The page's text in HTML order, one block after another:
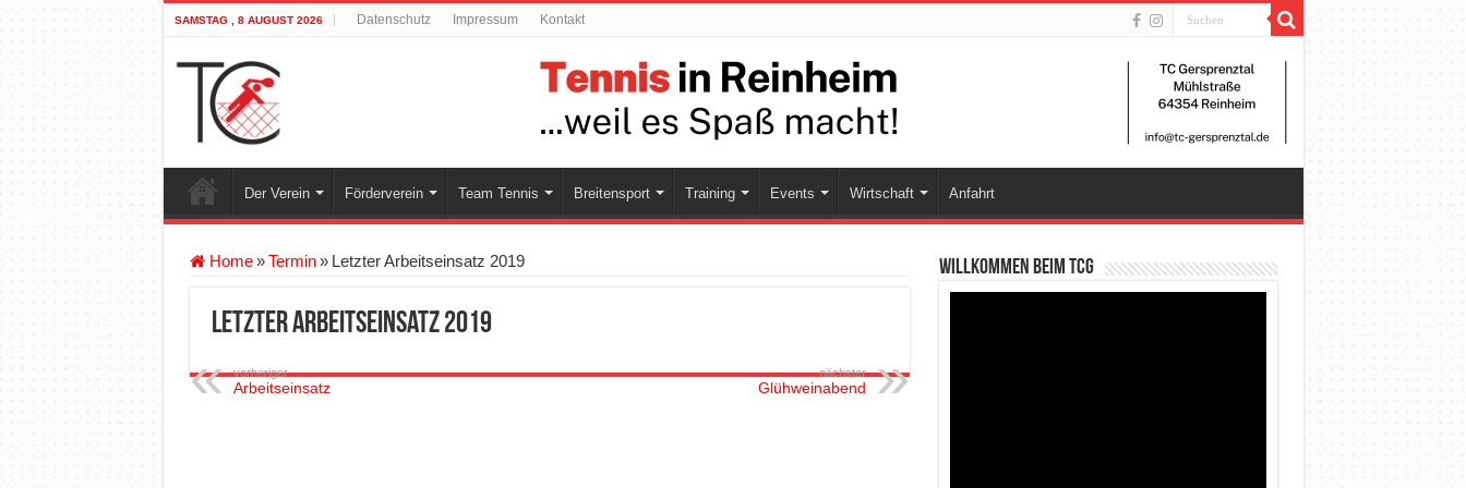
SAMSTAG , 8 AUGUST 2026 Datenschutz Impressum Kontakt
Der Verein Förderverein Team Tennis Breitensport Training Events Wirtschaft Anfahrt
Home » Termin » Letzter Arbeitseinsatz 2019
Letzter Arbeitseinsatz 2019
vorheriger
Arbeitseinsatz
nächster
Glühweinabend
Willkommen beim TCG